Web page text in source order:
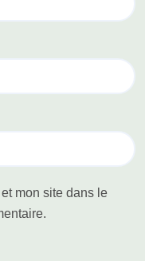
mon site dans le